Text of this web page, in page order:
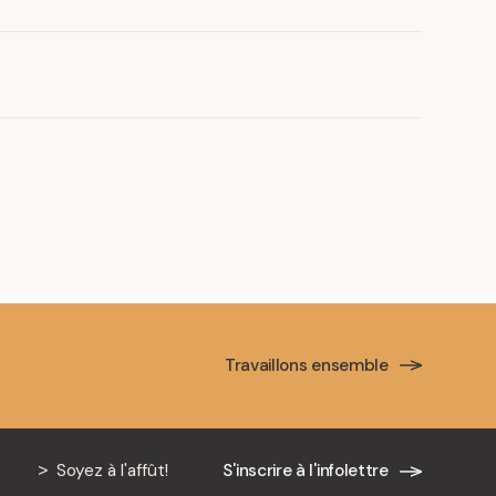
Travaillons ensemble
Soyez à l'affût! S'inscrire à l'infolettre